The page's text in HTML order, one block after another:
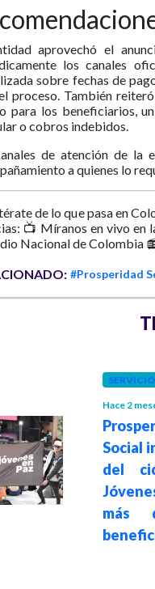
aprovechó el
los canales
sobre fechas de
proceso. También
para los beneficiarios,
o cobros indebidos.
de atención de la
a quienes lo
de lo que pasa en
📺 Míranos en vivo en
Nacional de Colombia
#Prosperidad
Hace 2
Social
del
más